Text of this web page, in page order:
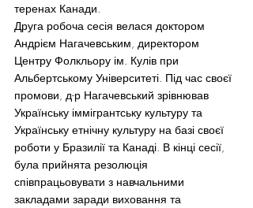
теренах Канади.
Друга робоча сесія велася доктором
Андрієм Нагачевським, директором
Центру Фолкльору ім. Кулів при
Альбертському Університеті. Під час своєї
промови, д-р Нагачевський зрівнював
Українську іммігрантську культуру та
Українську етнічну культуру на базі своєї
роботи у Бразилії та Канаді. В кінці сесії,
була прийнята резолюція
співпрацьовувати з навчальними
закладами заради виховання та